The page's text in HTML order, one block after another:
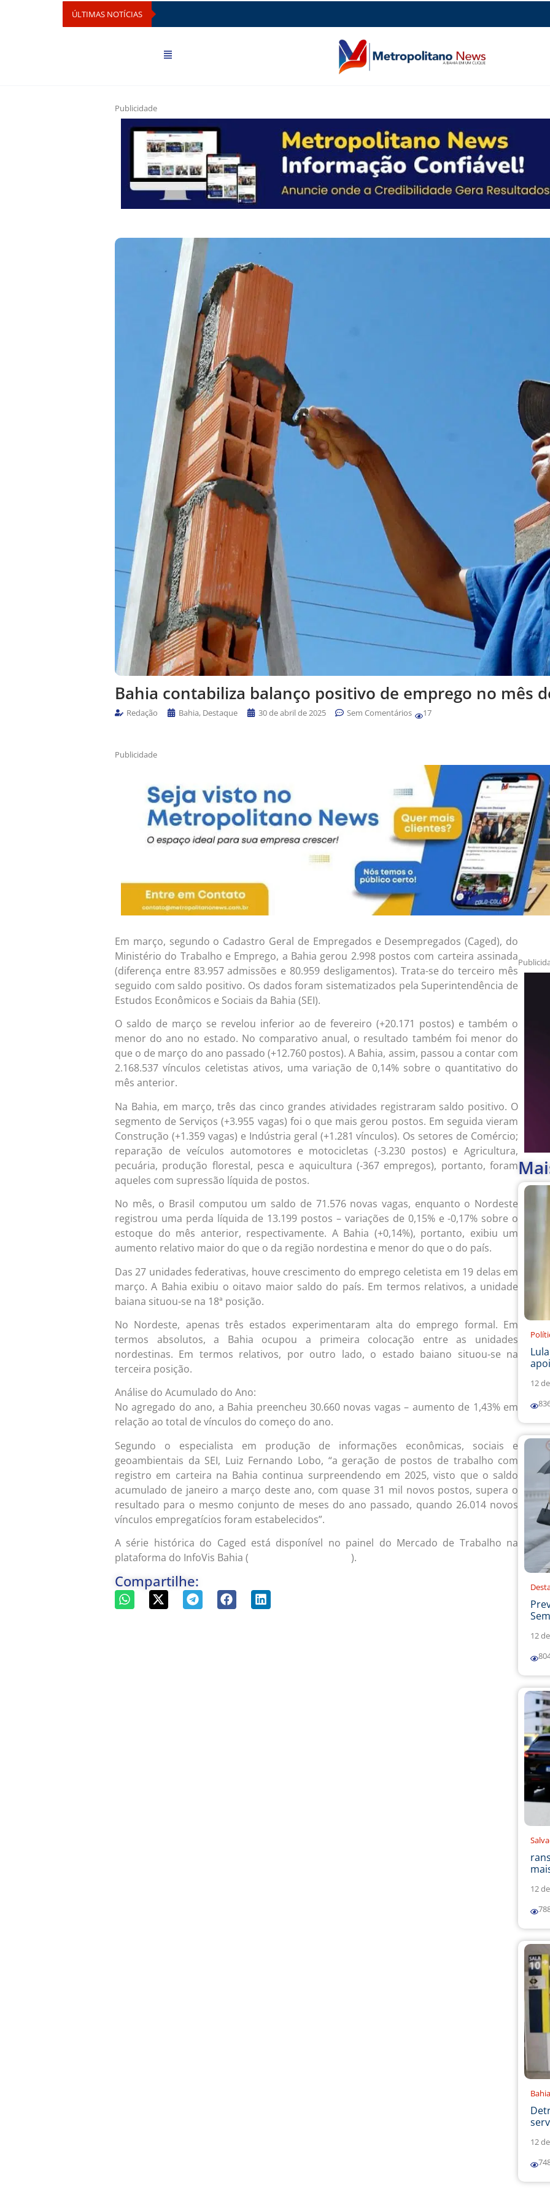
ÚLTIMAS NOTÍCIAS
Publicidade
Bahia contabiliza balanço positivo de emprego no mês
Redação Bahia, Destaque 30 de abril de 2025 Sem Comentários 17
Publicidade
Em março, segundo o Cadastro Geral de Empregados e Desempregados (Caged), do
Ministério do Trabalho e Emprego, a Bahia gerou 2.998 postos com carteira assinada
(diferença entre 83.957 admissões e 80.959 desligamentos). Trata-se do terceiro mês
seguido com saldo positivo. Os dados foram sistematizados pela Superintendência de
Estudos Econômicos e Sociais da Bahia (SEI).
O saldo de março se revelou inferior ao de fevereiro (+20.171 postos) e também o
menor do ano no estado. No comparativo anual, o resultado também foi menor do
que o de março do ano passado (+12.760 postos). A Bahia, assim, passou a contar com
2.168.537 vínculos celetistas ativos, uma variação de 0,14% sobre o quantitativo do
mês anterior.
Na Bahia, em março, três das cinco grandes atividades registraram saldo positivo. O
segmento de Serviços (+3.955 vagas) foi o que mais gerou postos. Em seguida vieram
Construção (+1.359 vagas) e Indústria geral (+1.281 vínculos). Os setores de Comércio;
reparação de veículos automotores e motocicletas (-3.230 postos) e Agricultura,
pecuária, produção florestal, pesca e aquicultura (-367 empregos), portanto, foram
aqueles com supressão líquida de postos.
No mês, o Brasil computou um saldo de 71.576 novas vagas, enquanto o Nordeste
registrou uma perda líquida de 13.199 postos – variações de 0,15% e -0,17% sobre o
estoque do mês anterior, respectivamente. A Bahia (+0,14%), portanto, exibiu um
aumento relativo maior do que o da região nordestina e menor do que o do país.
Das 27 unidades federativas, houve crescimento do emprego celetista em 19 delas em
março. A Bahia exibiu o oitavo maior saldo do país. Em termos relativos, a unidade
baiana situou-se na 18ª posição.
No Nordeste, apenas três estados experimentaram alta do emprego formal. Em
termos absolutos, a Bahia ocupou a primeira colocação entre as unidades
nordestinas. Em termos relativos, por outro lado, o estado baiano situou-se na
terceira posição.
Análise do Acumulado do Ano:
No agregado do ano, a Bahia preencheu 30.660 novas vagas – aumento de 1,43% em
relação ao total de vínculos do começo do ano.
Segundo o especialista em produção de informações econômicas, sociais e
geoambientais da SEI, Luiz Fernando Lobo, “a geração de postos de trabalho com
registro em carteira na Bahia continua surpreendendo em 2025, visto que o saldo
acumulado de janeiro a março deste ano, com quase 31 mil novos postos, supera o
resultado para o mesmo conjunto de meses do ano passado, quando 26.014 novos
vínculos empregatícios foram estabelecidos”.
A série histórica do Caged está disponível no painel do Mercado de Trabalho na
plataforma do InfoVis Bahia (
).
Compartilhe:
12
12
12
12